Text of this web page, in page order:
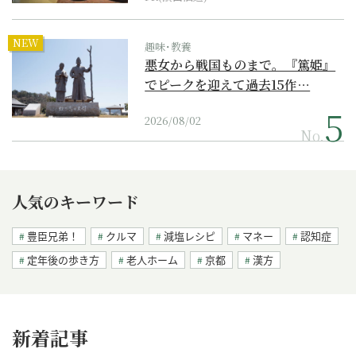
NEW 趣味･教養
悪女から戦国ものまで。『篤姫』
でピークを迎えて過去15作…
2026/08/02
No.
人気のキーワード
豊臣兄弟！ クルマ 減塩レシピ マネー
認知症
定年後の歩き方
老人ホーム 京都 漢方
新着記事